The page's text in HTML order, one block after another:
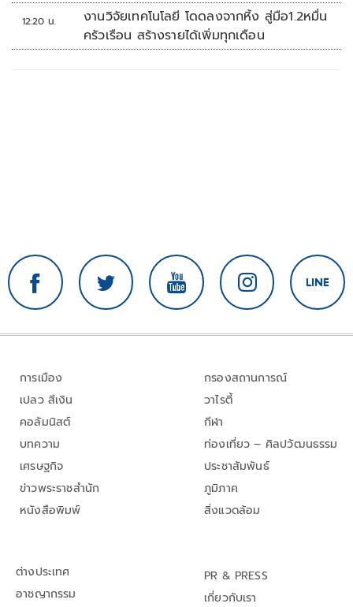
12:20 น.
งานวิจัยเทคโนโลยี โดดลงจากหิ้ง สู่มือ1.2หมื่น
ครัวเรือน สร้างรายได้เพิ่มทุกเดือน
การเมือง
เปลว สีเงิน
คอลัมนิสต์
บทความ
เศรษฐกิจ
ข่าวพระราชสำนัก
หนังสือพิมพ์
กรองสถานการณ์
วาไรตี้
กีฬา
ท่องเที่ยว – ศิลปวัฒนธรรม
ประชาสัมพันธ์
ภูมิภาค
สิ่งแวดล้อม
ต่างประเทศ
อาชญากรรม
PR & PRESS
เกี่ยวกับเรา